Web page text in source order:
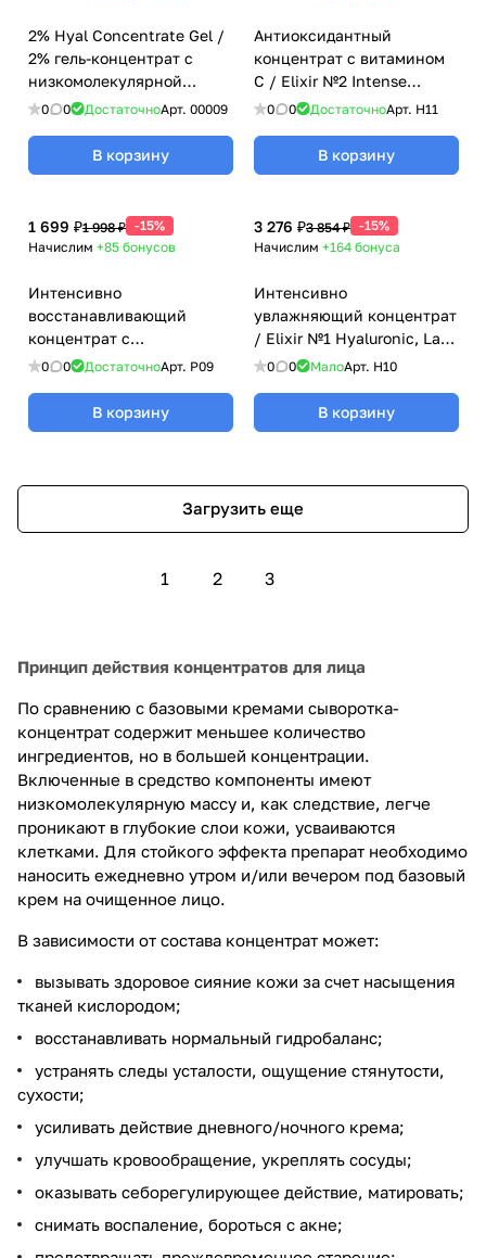
2% Hyal Concentrate Gel /
2% гель-концентрат с
низкомолекулярной
гиалуроновой кислотой,
0 0 ДостаточноАрт. 00009
В корзину
Антиоксидантный
концентрат с витамином
С / Elixir №2 Intense
Vitamin C, La Peaulie - 30
0 0 ДостаточноАрт. H11
В корзину
1 699 ₽1 998 ₽ -15%
Начислим +85 бонусов
Интенсивно
восстанавливающий
концентрат с
пребиотиками / Healthy
- 5 X 2 мл
0 0 ДостаточноАрт. P09
В корзину
3 276 ₽3 854 ₽ -15%
Начислим +164 бонуса
Интенсивно
увлажняющий концентрат
/ Elixir №1 Hyaluronic, La
Peaulie - 30 мл
0 0 МалоАрт. H10
В корзину
Загрузить еще
1 2 3
Принцип действия концентратов для лица
По сравнению с базовыми кремами сыворотка-
концентрат содержит меньшее количество
ингредиентов, но в большей концентрации.
Включенные в средство компоненты имеют
низкомолекулярную массу и, как следствие, легче
проникают в глубокие слои кожи, усваиваются
клетками. Для стойкого эффекта препарат необходимо
наносить ежедневно утром и/или вечером под базовый
крем на очищенное лицо.
В зависимости от состава концентрат может:
вызывать здоровое сияние кожи за счет насыщения
тканей кислородом;
восстанавливать нормальный гидробаланс;
устранять следы усталости, ощущение стянутости,
сухости;
усиливать действие дневного/ночного крема;
улучшать кровообращение, укреплять сосуды;
оказывать себорегулирующее действие, матировать;
снимать воспаление, бороться с акне;